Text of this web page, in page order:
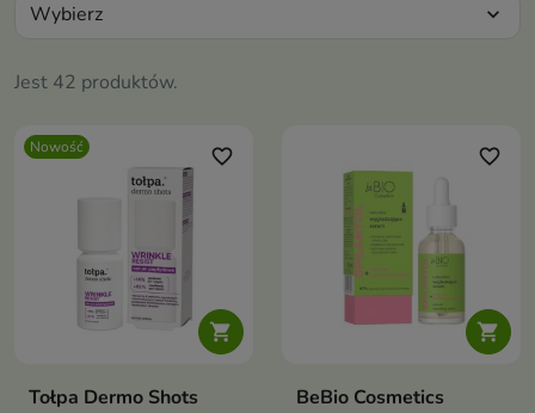
Jest 42 produktów.
Wybierz expand_more
Nowość

favorite_border
Tołpa Dermo Shots

favorite_border
BeBio Cosmetics